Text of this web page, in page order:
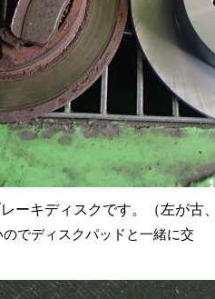
ーキディスクです。（左が古
でディスクパッドと一緒に交